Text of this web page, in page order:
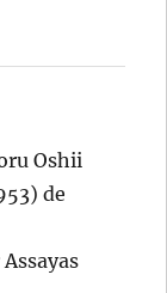
Oshii
de